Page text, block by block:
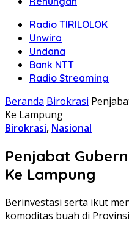
Radio TIRILOLOK
Unwira
Undana
Bank NTT
Radio Streaming
Beranda Birokrasi
Ke Lampung
Birokrasi, Nasional
Penjabat
Ke Lampung
Berinvestasi serta ikut
komoditas buah di